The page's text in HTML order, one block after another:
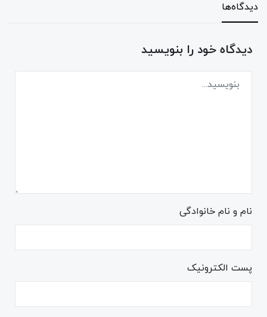
دیدگاه‌ها
دیدگاه خود را بنویسید
نام و نام خانوادگی
پست الکترونیک